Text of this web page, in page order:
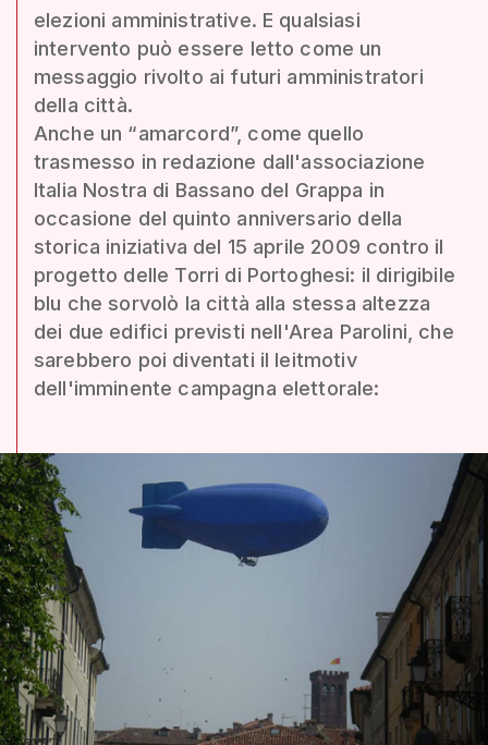
elezioni amministrative. E qualsiasi
intervento può essere letto come un
messaggio rivolto ai futuri amministratori
della città.
Anche un “amarcord”, come quello
trasmesso in redazione dall'associazione
Italia Nostra di Bassano del Grappa in
occasione del quinto anniversario della
storica iniziativa del 15 aprile 2009 contro il
progetto delle Torri di Portoghesi: il dirigibile
blu che sorvolò la città alla stessa altezza
dei due edifici previsti nell'Area Parolini, che
sarebbero poi diventati il leitmotiv
dell'imminente campagna elettorale: